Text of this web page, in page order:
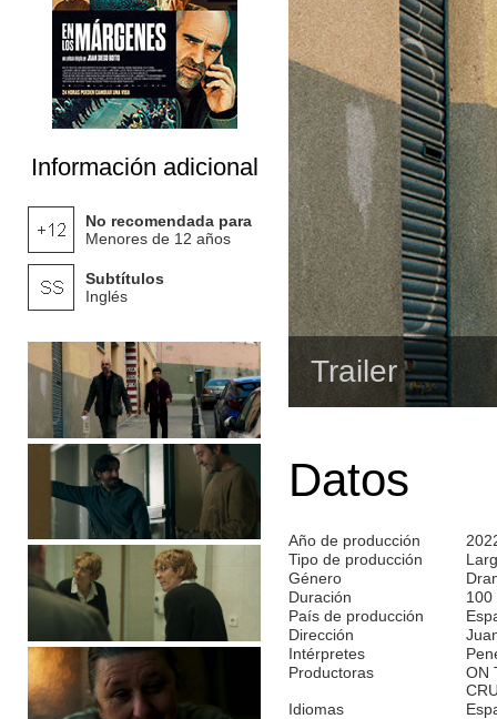
Información adicional
No recomendada para
Menores de 12 años
Subtítulos
Inglés
Trailer
Datos
Año de producción
Tipo de producción
Género
Duración
100
País de producción
Dirección
Intérpretes
Productoras
ON
Idiomas